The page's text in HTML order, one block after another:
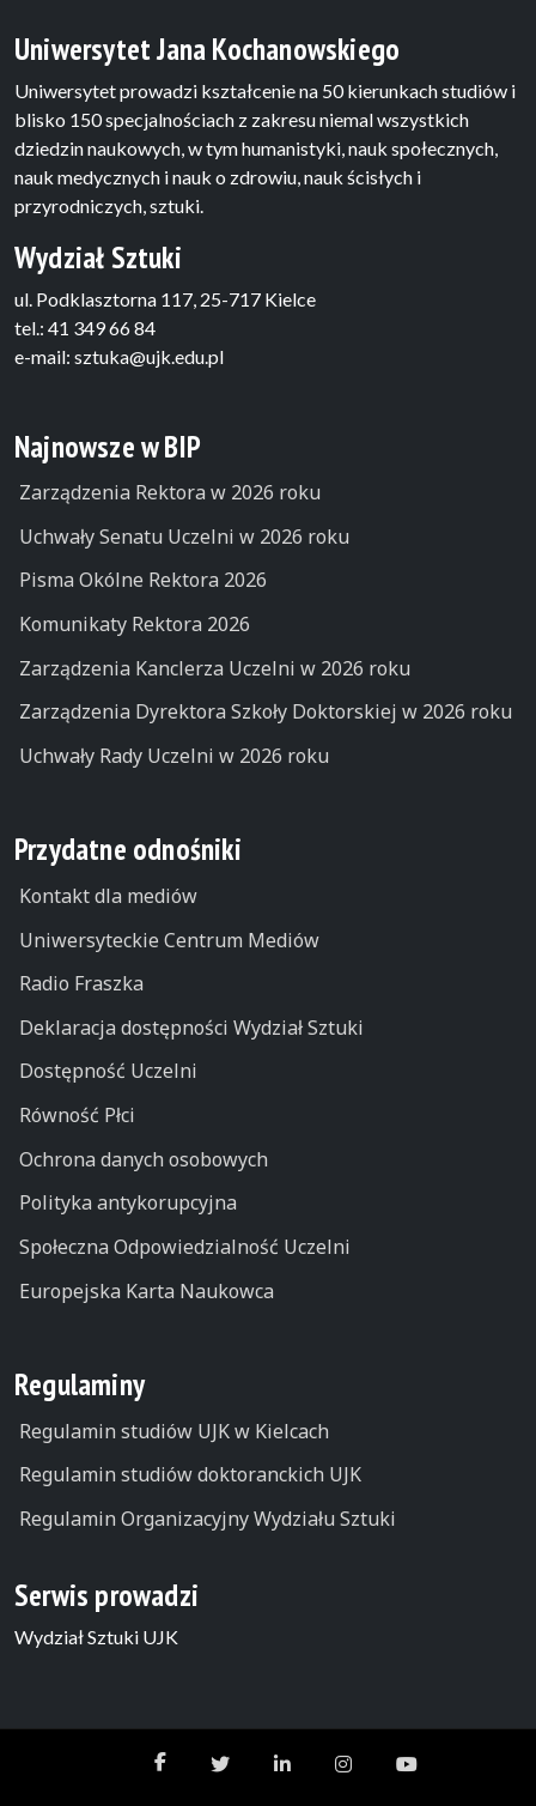
Uniwersytet Jana Kochanowskiego
Uniwersytet prowadzi kształcenie na 50 kierunkach studiów i
blisko 150 specjalnościach z zakresu niemal wszystkich
dziedzin naukowych, w tym humanistyki, nauk społecznych,
nauk medycznych i nauk o zdrowiu, nauk ścisłych i
przyrodniczych, sztuki.
Wydział Sztuki
ul. Podklasztorna 117, 25-717 Kielce
tel.: 41 349 66 84
e-mail: sztuka@ujk.edu.pl
Najnowsze w BIP
Zarządzenia Rektora w 2026 roku
Uchwały Senatu Uczelni w 2026 roku
Pisma Okólne Rektora 2026
Komunikaty Rektora 2026
Zarządzenia Kanclerza Uczelni w 2026 roku
Zarządzenia Dyrektora Szkoły Doktorskiej w 2026 roku
Uchwały Rady Uczelni w 2026 roku
Przydatne odnośniki
Kontakt dla mediów
Uniwersyteckie Centrum Mediów
Radio Fraszka
Deklaracja dostępności Wydział Sztuki
Dostępność Uczelni
Równość Płci
Ochrona danych osobowych
Polityka antykorupcyjna
Społeczna Odpowiedzialność Uczelni
Europejska Karta Naukowca
Regulaminy
Regulamin studiów UJK w Kielcach
Regulamin studiów doktoranckich UJK
Regulamin Organizacyjny Wydziału Sztuki
Serwis prowadzi
Wydział Sztuki UJK